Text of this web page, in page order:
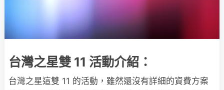
台灣之星雙 11 活動介紹：
台灣之星這雙 11 的活動，雖然還沒有詳細的資費方案